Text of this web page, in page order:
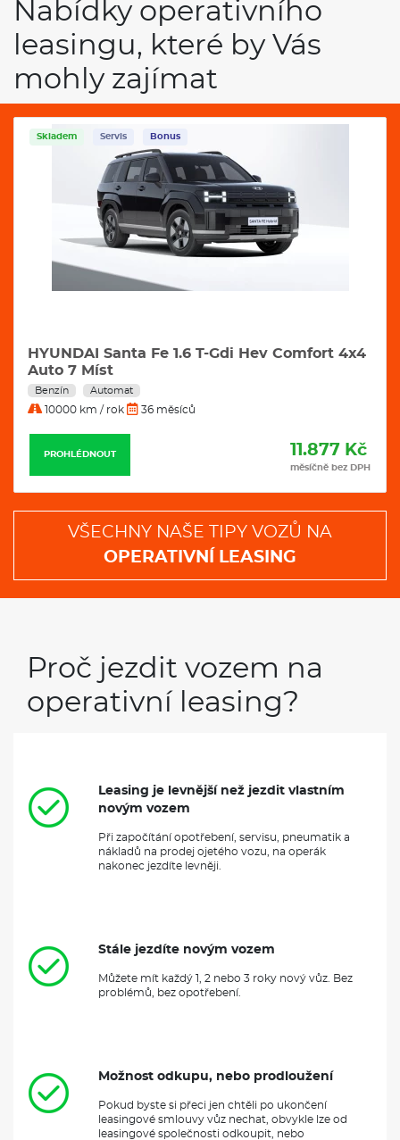
Nabídky operativního
leasingu, které by Vás
mohly zajímat
Skladem Servis Bonus
HYUNDAI Santa Fe 1.6 T-Gdi Hev Comfort 4x4
Auto 7 Míst
Benzín Automat
10000 km / rok 36 měsíců
PROHLÉDNOUT 11.877 Kč
měsíčně bez DPH
VŠECHNY NAŠE TIPY VOZŮ NA
OPERATIVNÍ LEASING
Proč jezdit vozem na
operativní leasing?
Leasing je levnější než jezdit vlastním
novým vozem
Při započítání opotřebení, servisu, pneumatik a
nákladů na prodej ojetého vozu, na operák
nakonec jezdíte levněji.
Stále jezdíte novým vozem
Můžete mít každý 1, 2 nebo 3 roky nový vůz. Bez
problémů, bez opotřebení.
Možnost odkupu, nebo prodloužení
Pokud byste si přeci jen chtěli po ukončení
leasingové smlouvy vůz nechat, obvykle lze od
leasingové společnosti odkoupit, nebo